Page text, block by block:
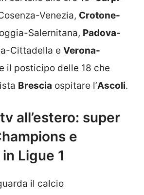
Venezia, Crotone-
Salernitana, Padova-
Cittadella e Verona-
il posticipo delle 18 che
Brescia ospitare l’Ascoli.
all’estero: super
e
Ligue 1
il calcio